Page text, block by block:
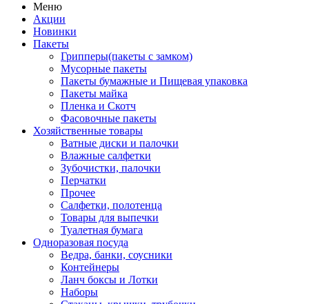
Меню
Акции
Новинки
Пакеты
Грипперы(пакеты с замком)
Мусорные пакеты
Пакеты бумажные и Пищевая упаковка
Пакеты майка
Пленка и Скотч
Фасовочные пакеты
Хозяйственные товары
Ватные диски и палочки
Влажные салфетки
Зубочистки, палочки
Перчатки
Прочее
Салфетки, полотенца
Товары для выпечки
Туалетная бумага
Одноразовая посуда
Ведра, банки, соусники
Контейнеры
Ланч боксы и Лотки
Наборы